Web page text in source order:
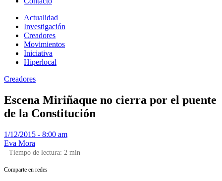
Actualidad
Investigación
Creadores
Movimientos
Iniciativa
Hiperlocal
Creadores
Escena Miriñaque no cierra por el puente
de la Constitución
1/12/2015 - 8:00 am
Eva Mora
Tiempo de lectura: 2 min
Comparte en redes